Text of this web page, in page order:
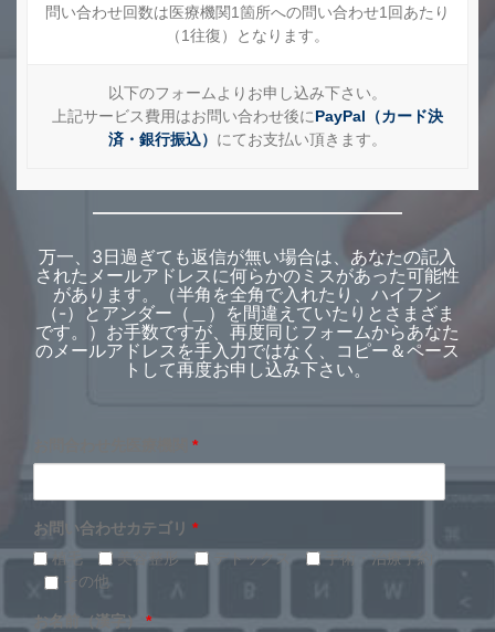
問い合わせ回数は医療機関1箇所への問い合わせ1回あたり
（1往復）となります。
以下のフォームよりお申し込み下さい。
上記サービス費用はお問い合わせ後にPayPal（カード決
済・銀行振込） にてお支払い頂きます。
万一、3日過ぎても返信が無い場合は、あなたの記入
されたメールアドレスに何らかのミスがあった可能性
があります。（半角を全角で入れたり、ハイフン
（-）とアンダー（＿）を間違えていたりとさまざま
です。）お手数ですが、再度同じフォームからあなた
のメールアドレスを手入力ではなく、コピー＆ペース
トして再度お申し込み下さい。
*
お問い合わせカテゴリ *
植毛
美容整形 デトックス
手術・治療予約
その他
お名前（漢字） *